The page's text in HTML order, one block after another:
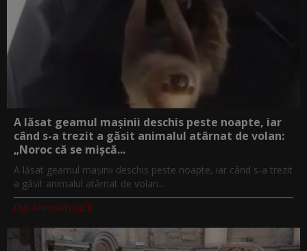
A lăsat geamul mașinii deschis peste noapte, iar
când s-a trezit a găsit animalul atârnat de volan:
„Noroc că se mișcă...
A lăsat geamul mașinii deschis peste noapte, iar când s-a trezit
a găsit animalul atârnat de volan...
Digi-AnimalWorld.tv